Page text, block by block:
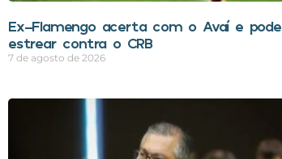
Ex-Flamengo acerta com o Avaí e pode
estrear contra o CRB
7 de agosto de 2026